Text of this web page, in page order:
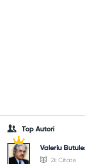
Top Autori
Valeriu
2k Citate